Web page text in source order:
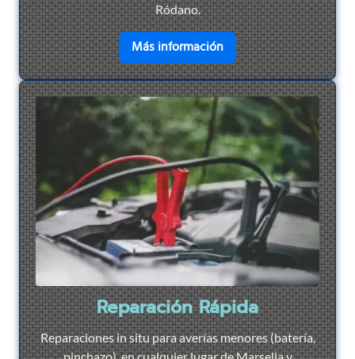
Ródano.
Más informaciónen savoir plus sur
Reparación Rápida
Reparaciones in situ para averías menores (batería,
pinchazo), en cualquier lugar de Marsella y